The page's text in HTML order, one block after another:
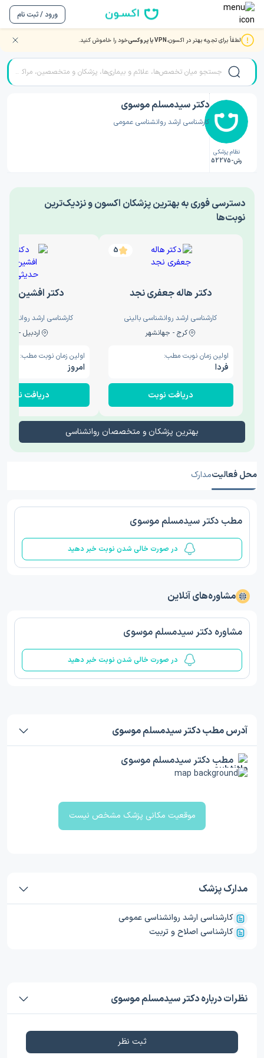
ورود / ثبت نام
لطفاً برای تجربه بهتر در اکسون،VPN یا پروکسی خود را خاموش کنید. صفحه اصلی/دکتر روانشناسی/دکتر سیدمسلم موسوی
نظام پزشکی
رش-52275
دکتر سیدمسلم موسوی
کارشناسی ارشد روانشناسی عمومی
‎دسترسی فوری به بهترین پزشکان اکسون و نزدیک‌ترین
نوبت‌ها
5
دکتر هاله جعفری نجد
کارشناسی ارشد روانشناسی بالینی
کرج - جهانشهر
اولین زمان نوبت مطب:
فردا
دریافت نوبت
دکتر افشین
کارشناسی ارشد
اردبیل - والی
اولین زمان نوبت مطب:
امروز
دریافت نوبت
بهترین پزشکان و متخصصان روانشناسی
محل فعالیتمدارک
مطب دکتر سیدمسلم موسوی
در صورت خالی شدن نوبت خبر دهید
مشاوره‌های آنلاین
مشاوره دکتر سیدمسلم موسوی
در صورت خالی شدن نوبت خبر دهید
آدرس مطب دکتر سیدمسلم موسوی
مطب دکتر سیدمسلم موسوی
موقعیت مکانی پزشک مشخص نیست
مدارک پزشک
کارشناسی ارشد روانشناسی عمومی
کارشناسی اصلاح و تربیت
نظرات درباره دکتر سیدمسلم موسوی
ثبت نظر